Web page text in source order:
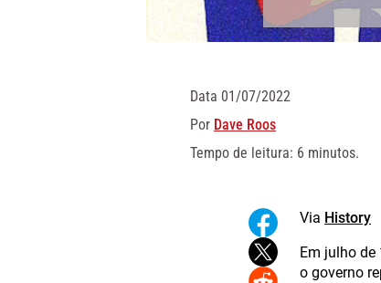
Data 01/07/2022
Por Dave Roos
Tempo de leitura: 6 minutos.
Via History
Em julho
o governo